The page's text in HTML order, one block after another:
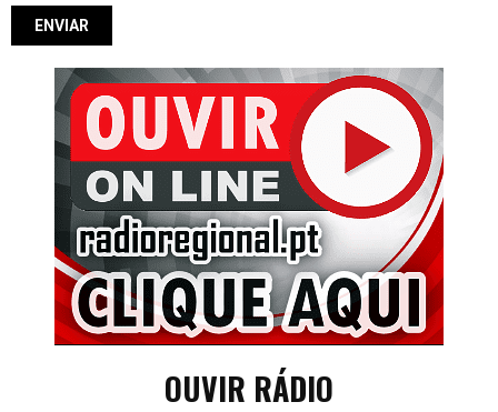
OUVIR RÁDIO